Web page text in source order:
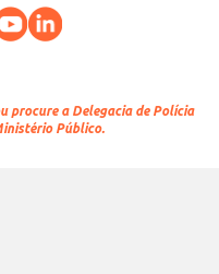
procure a Delegacia de Polícia
Público.